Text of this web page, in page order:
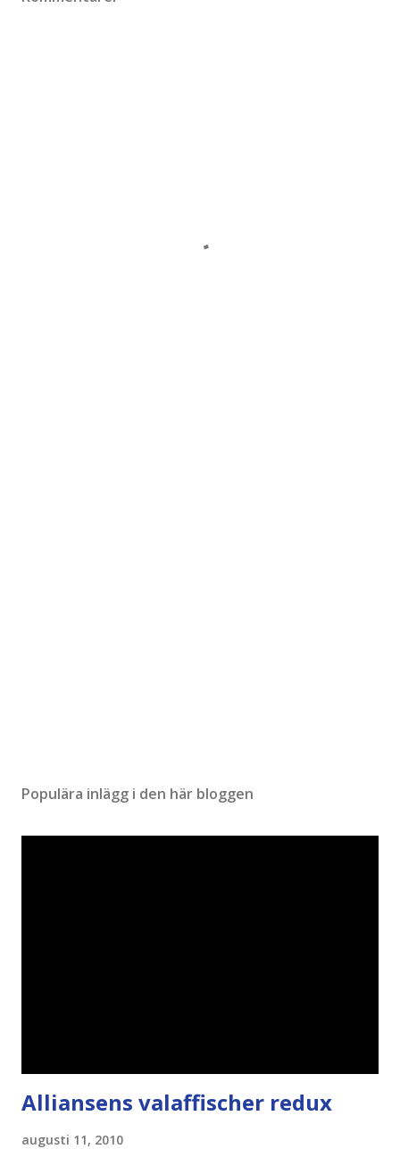
Populära inlägg i den här bloggen
Alliansens valaffischer redux
augusti 11, 2010